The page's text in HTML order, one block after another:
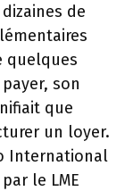
de
quelques
son
que
un loyer.
International
le LME